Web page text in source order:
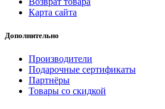
Карта сайта
Дополнительно
Производители
Подарочные сертификаты
Партнёры
Товары со скидкой